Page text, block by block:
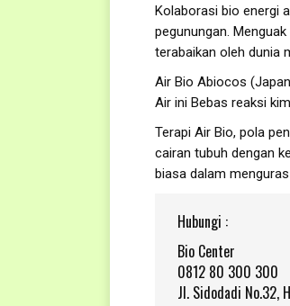
Kolaborasi bio energi
pegunungan.
terabaikan oleh dunia
Air Bio Abiocos
Air ini Bebas reaksi
Terapi Air Bio, pola
cairan tubuh dengan
biasa dalam
Hubungi :
Bio Center
0812 80 300 300
Jl. Sidodadi No.32,